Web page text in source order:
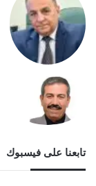
تابعنا على فيسبوك